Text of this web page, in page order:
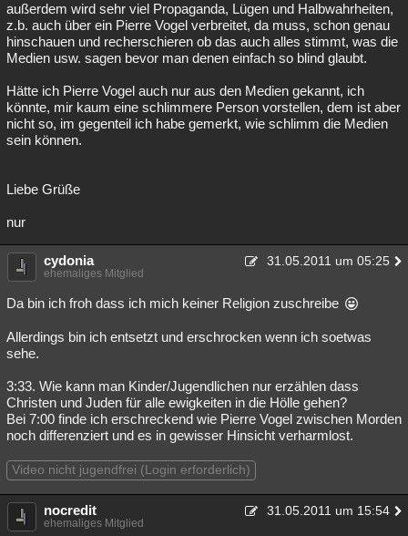
außerdem wird sehr viel Propaganda, Lügen und Halbwahrheiten,
z.b. auch über ein Pierre Vogel verbreitet, da muss, schon genau
hinschauen und recherschieren ob das auch alles stimmt, was die
Medien usw. sagen bevor man denen einfach so blind glaubt.
Hätte ich Pierre Vogel auch nur aus den Medien gekannt, ich
könnte, mir kaum eine schlimmere Person vorstellen, dem ist aber
nicht so, im gegenteil ich habe gemerkt, wie schlimm die Medien
sein können.
Liebe Grüße
nur
cydonia 31.05.2011 um 05:25
ehemaliges Mitglied
Da bin ich froh dass ich mich keiner Religion zuschreibe
Allerdings bin ich entsetzt und erschrocken wenn ich soetwas
sehe.
3:33. Wie kann man Kinder/Jugendlichen nur erzählen dass
Christen und Juden für alle ewigkeiten in die Hölle gehen?
Bei 7:00 finde ich erschreckend wie Pierre Vogel zwischen Morden
noch differenziert und es in gewisser Hinsicht verharmlost.
Video nicht jugendfrei (Login erforderlich)
nocredit 31.05.2011 um 15:54
ehemaliges Mitglied